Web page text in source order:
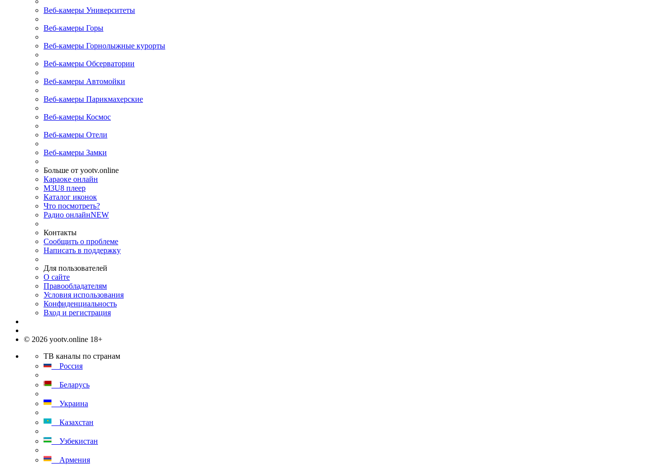
Веб-камеры Университеты
Веб-камеры Горы
Веб-камеры Горнолыжные курорты
Веб-камеры Обсерватории
Веб-камеры Автомойки
Веб-камеры Парикмахерские
Веб-камеры Космос
Веб-камеры Отели
Веб-камеры Замки
Больше от yootv.online
Караоке онлайн
M3U8 плеер
Каталог иконок
Что посмотреть?
Радио онлайнNEW
Контакты
Сообщить о проблеме
Написать в поддержку
Для пользователей
О сайте
Правообладателям
Условия использования
Конфиденциальность
Вход и регистрация
© 2026 yootv.online 18+
ТВ каналы по странам
Россия
Беларусь
Украина
Казахстан
Узбекистан
Армения